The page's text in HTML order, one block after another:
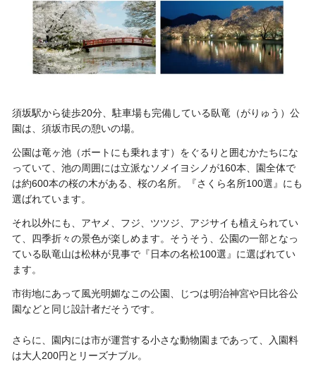
須坂駅から徒歩20分、駐車場も完備している臥竜（がりゅう）公
園は、須坂市民の憩いの場。
公園は竜ヶ池（ボートにも乗れます）をぐるりと囲むかたちにな
っていて、池の周囲には立派なソメイヨシノが160本、園全体で
は約600本の桜の木がある、桜の名所。『さくら名所100選』にも
選ばれています。
それ以外にも、アヤメ、フジ、ツツジ、アジサイも植えられてい
て、四季折々の景色が楽しめます。そうそう、公園の一部となっ
ている臥竜山は松林が見事で『日本の名松100選』に選ばれてい
ます。
市街地にあって風光明媚なこの公園、じつは明治神宮や日比谷公
園などと同じ設計者だそうです。
さらに、園内には市が運営する小さな動物園まであって、入園料
は大人200円とリーズナブル。